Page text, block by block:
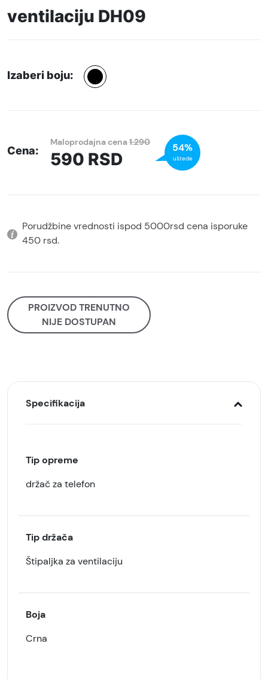
ventilaciju DH09
Izaberi boju:
Cena:
Maloprodajna cena1.290
590 RSD
54%
uštede
Porudžbine vrednosti ispod 5000rsd cena isporuke
450 rsd.
PROIZVOD TRENUTNO
NIJE DOSTUPAN
Specifikacija
Tip opreme
držač za telefon
Tip držača
Štipaljka za ventilaciju
Boja
Crna